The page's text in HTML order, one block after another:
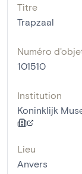
Titre
Trapzaal
Numéro
101510
Institution
Koninklijk
Lieu
Anvers